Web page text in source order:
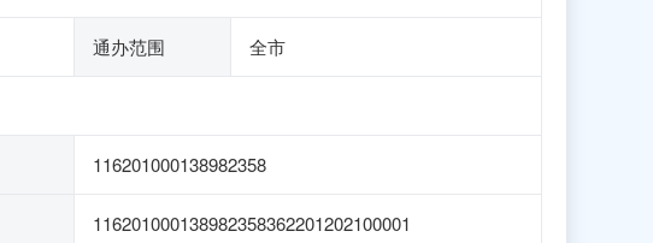
通办范围 全市
116201000138982358
116201000138982358362201202100001